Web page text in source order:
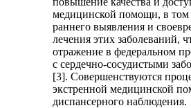
медицинской помощи, в том
раннего выявления и
лечения этих заболеваний,
отражение в федеральном
с сердечно-сосудистыми
[3]. Совершенствуются
экстренной медицинской
диспансерного наблюдения.